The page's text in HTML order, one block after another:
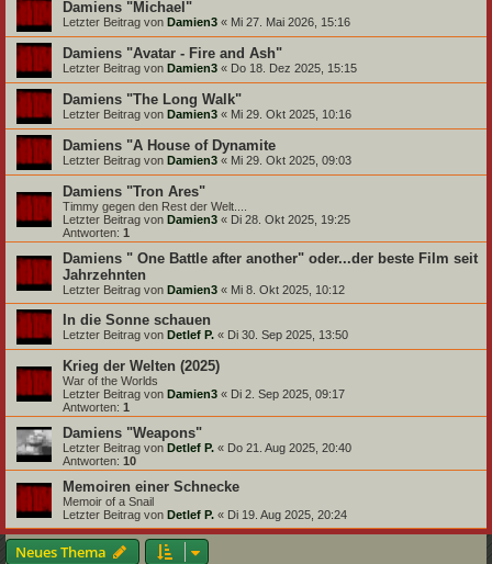
Damiens "Michael"
Letzter Beitrag von Damien3 « Mi 27. Mai 2026, 15:16
Damiens "Avatar - Fire and Ash"
Letzter Beitrag von Damien3 « Do 18. Dez 2025, 15:15
Damiens "The Long Walk"
Letzter Beitrag von Damien3 « Mi 29. Okt 2025, 10:16
Damiens "A House of Dynamite
Letzter Beitrag von Damien3 « Mi 29. Okt 2025, 09:03
Damiens "Tron Ares"
Timmy gegen den Rest der Welt....
Letzter Beitrag von Damien3 « Di 28. Okt 2025, 19:25
Antworten: 1
Damiens " One Battle after another" oder...der beste Film seit
Jahrzehnten
Letzter Beitrag von Damien3 « Mi 8. Okt 2025, 10:12
In die Sonne schauen
Letzter Beitrag von Detlef P. « Di 30. Sep 2025, 13:50
Krieg der Welten (2025)
War of the Worlds
Letzter Beitrag von Damien3 « Di 2. Sep 2025, 09:17
Antworten: 1
Damiens "Weapons"
Letzter Beitrag von Detlef P. « Do 21. Aug 2025, 20:40
Antworten: 10
Memoiren einer Schnecke
Memoir of a Snail
Letzter Beitrag von Detlef P. « Di 19. Aug 2025, 20:24
Neues Thema